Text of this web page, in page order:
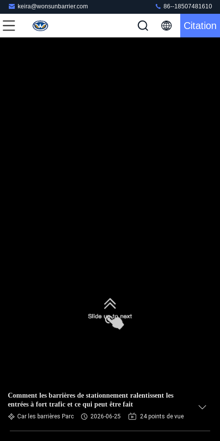
keira@wonsunbarrier.com 86--18507481610
Citation
Comment les barrières de stationnement ralentissent les
entrées à fort trafic et ce qui peut être fait
Car les barrières Parc 2026-06-25 24 points de vue